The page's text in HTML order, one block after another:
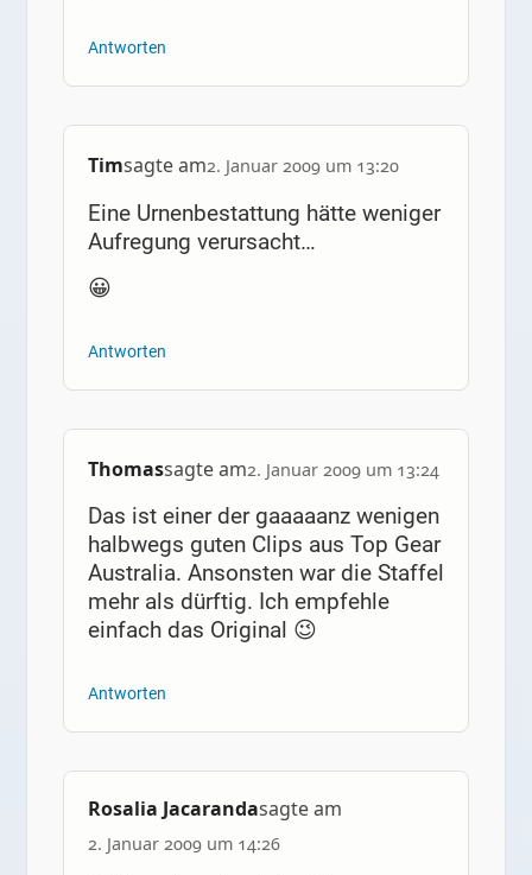
Antworten
Timsagte am2. Januar 2009 um 13:20
Eine Urnenbestattung hätte weniger
Aufregung verursacht…
😀
Antworten
Thomassagte am2. Januar 2009 um 13:24
Das ist einer der gaaaaanz wenigen
halbwegs guten Clips aus Top Gear
Australia. Ansonsten war die Staffel
mehr als dürftig. Ich empfehle
einfach das Original 😉
Antworten
Rosalia Jacarandasagte am
2. Januar 2009 um 14:26